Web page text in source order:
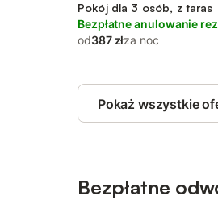
Pokój dla 3 osób, z taras
Bezpłatne anulowanie
od387 złza noc
Pokaż wszystkie
Bezpłatne